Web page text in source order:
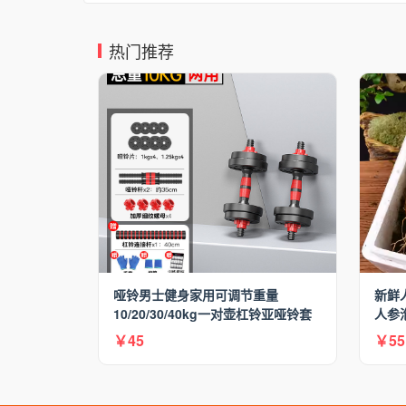
热门推荐
哑铃男士健身家用可调节重量
10/20/30/40kg一对壶杠铃亚哑铃套
装
￥45
新鲜
人参
￥55